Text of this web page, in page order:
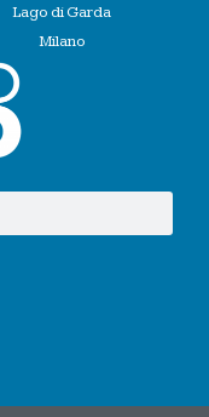
Lago di Garda
Milano